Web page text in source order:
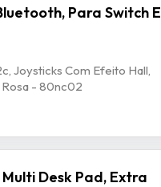
Para Switch E
Joysticks Com Efeito Hall,
Rosa - 80nc02
Desk Pad, Extra